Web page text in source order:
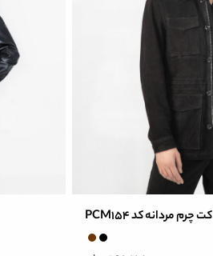
کت چرم مردانه کد PCM154